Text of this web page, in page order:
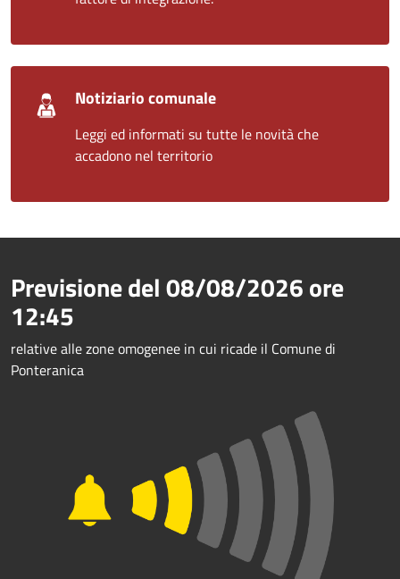
Notiziario comunale
Leggi ed informati su tutte le novità che
accadono nel territorio
Previsione del08/08/2026ore
12:45
relative alle zone omogenee in cui ricade il Comune di
Ponteranica